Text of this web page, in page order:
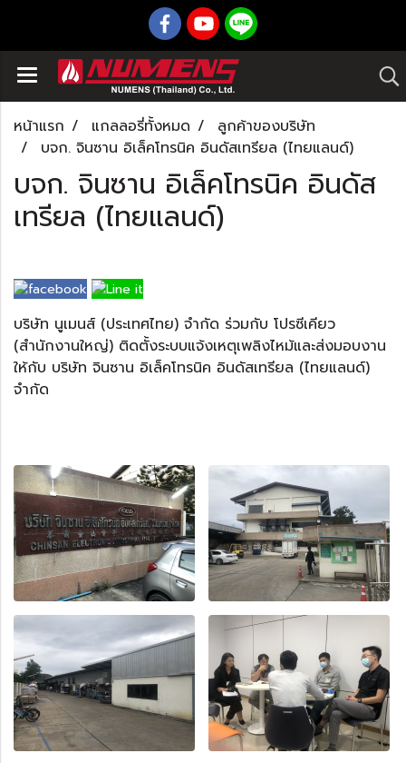
หน้าแรก แกลลอรี่ทั้งหมด
ลูกค้าของบริษัท
บจก. จินซาน อิเล็คโทรนิค อินดัสเทรียล (ไทยแลนด์)
บจก. จินซาน อิเล็คโทรนิค อินดัส
เทรียล (ไทยแลนด์)
บริษัท นูเมนส์ (ประเทศไทย) จำกัด ร่วมกับ โปรซีเคียว
(สำนักงานใหญ่) ติดตั้งระบบแจ้งเหตุเพลิงไหม้และส่งมอบงาน
ให้กับ บริษัท จินซาน อิเล็คโทรนิค อินดัสเทรียล (ไทยแลนด์)
จำกัด